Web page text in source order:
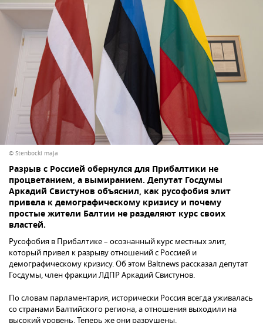
© Stenbocki maja
Разрыв с Россией обернулся для Прибалтики не
процветанием, а вымиранием. Депутат Госдумы
Аркадий Свистунов объяснил, как русофобия элит
привела к демографическому кризису и почему
простые жители Балтии не разделяют курс своих
властей.
Русофобия в Прибалтике – осознанный курс местных элит,
который привел к разрыву отношений с Россией и
демографическому кризису. Об этом Baltnews рассказал депутат
Госдумы, член фракции ЛДПР Аркадий Свистунов.
По словам парламентария, исторически Россия всегда уживалась
со странами Балтийского региона, а отношения выходили на
высокий уровень. Теперь же они разрушены.